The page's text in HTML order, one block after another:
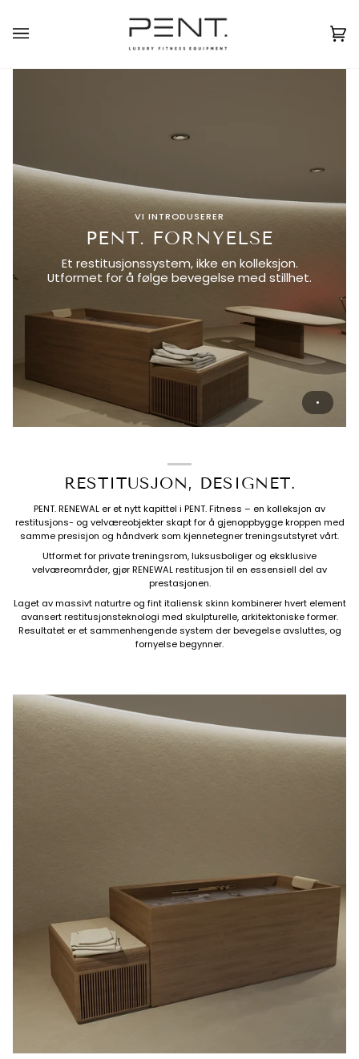
content
(0)
VI INTRODUSERER
PENT. FORNYELSE
Et restitusjonssystem, ikke en kolleksjon.
Utformet for å følge bevegelse med stillhet.
RESTITUSJON, DESIGNET.
PENT. RENEWAL er et nytt kapittel i PENT. Fitness – en kolleksjon av
restitusjons- og velværeobjekter skapt for å gjenoppbygge kroppen med
samme presisjon og håndverk som kjennetegner treningsutstyret vårt.
Utformet for private treningsrom, luksusboliger og eksklusive
velværeområder, gjør RENEWAL restitusjon til en essensiell del av
prestasjonen.
Laget av massivt naturtre og fint italiensk skinn kombinerer hvert element
avansert restitusjonsteknologi med skulpturelle, arkitektoniske former.
Resultatet er et sammenhengende system der bevegelse avsluttes, og
fornyelse begynner.